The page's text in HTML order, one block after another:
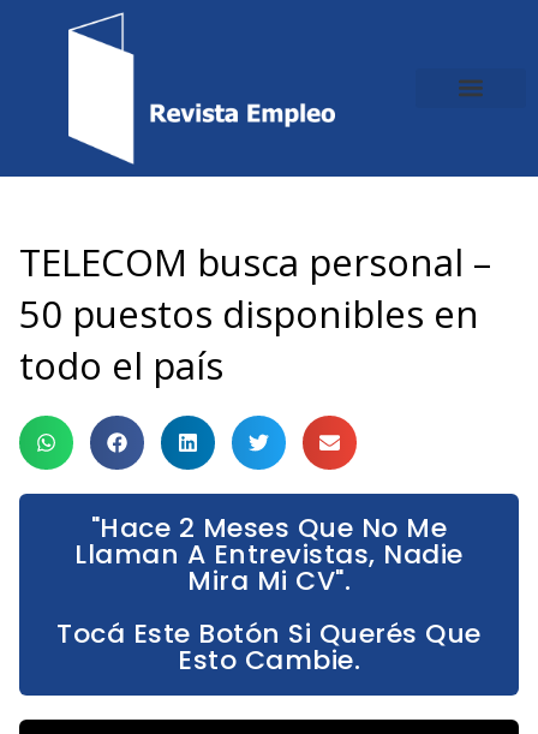
TELECOM busca personal –
50 puestos disponibles en
todo el país
"Hace 2 Meses Que No Me
Llaman A Entrevistas, Nadie
Mira Mi CV".
Tocá Este Botón Si Querés Que
Esto Cambie.